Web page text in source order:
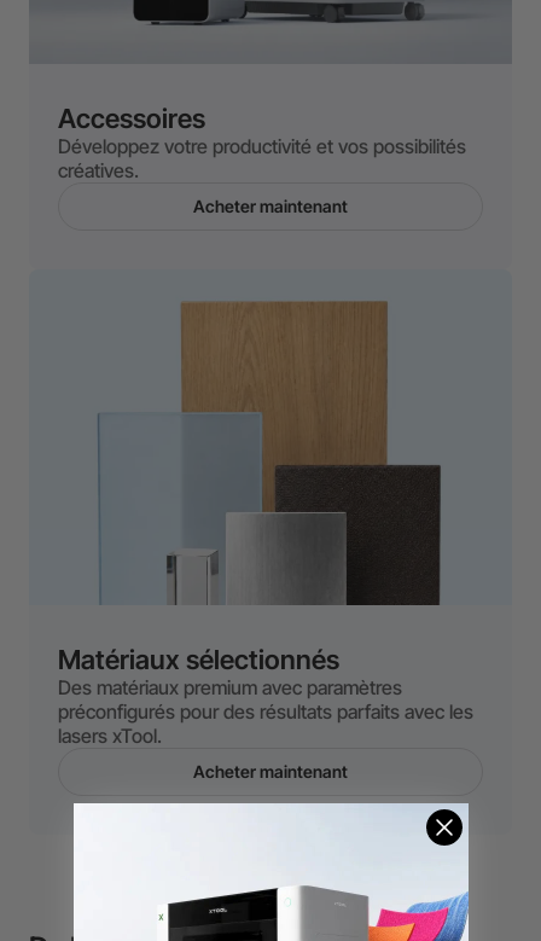
Accessoires
Développez votre productivité et vos possibilités
créatives.
Acheter maintenant
Matériaux sélectionnés
Des matériaux premium avec paramètres
préconfigurés pour des résultats parfaits avec les
lasers xTool.
Acheter maintenant